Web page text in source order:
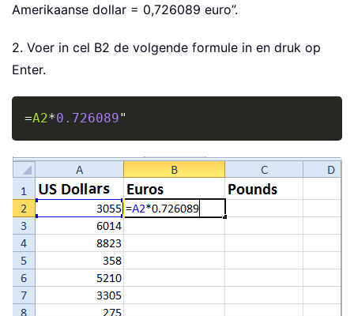
Amerikaanse dollar = 0,726089 euro”.
2. Voer in cel B2 de volgende formule in en druk op
Enter.
=A2*0.726089"